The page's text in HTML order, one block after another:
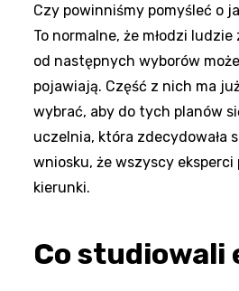
Czy powinniśmy pomyśleć o
To normalne, że młodzi
od następnych wyborów
pojawiają. Część z nich ma
wybrać, aby do tych planów
uczelnia, która zdecydowała
wniosku, że wszyscy
kierunki.
Co studiowali